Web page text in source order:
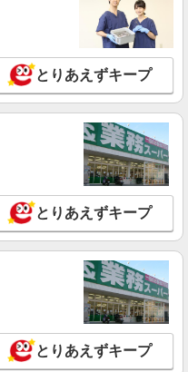
詳細を見る
EDIFICE／IENA OUTLET
301,000円以上 固定残業時間
月 残業代 2万9,600円 研修中
(研修期間3 ヶ月 習熟度により
業時間（トータル） 17時間/月
一律地域手当
定残業代（17h/月）含む。 └
賞与年1回 ◇諸手当あり ◇
職を参考にご経験・スキルに
金田東3-1-3 三井アウトレッ
詳細を見る
ト］時給1,270円〜 【諸手
店舗目標達成時/2,000円〜
とりあえずキープ
とりあえずキープ
とりあえずキープ